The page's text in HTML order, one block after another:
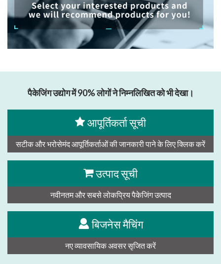
पैकेजिंग उद्योग में 90% लोगों ने निम्नलिखित को भी देखा।
आपूर्तिकर्ता सूची
सटीक और भरोसेमंद आपूर्तिकर्ताओं की जानकारी पाने के लिए क्लिक करें
उत्पाद सूची
नवीनतम और सबसे लोकप्रिय पैकेजिंग उत्पाद
बिजनेस मैचिंग
नए व्यावसायिक अवसर सृजित करें